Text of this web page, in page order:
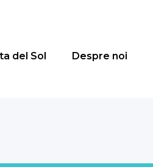
del Sol Despre noi